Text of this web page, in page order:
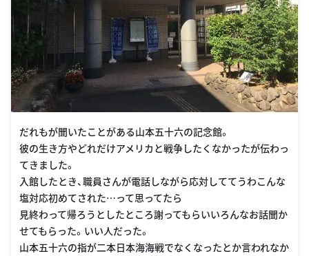
だれもが聞いたことがある山本五十六の記念館。
彼の生き方やどれだけアメリカと戦争したくなかったが伝わっ
てきました。
入館したとき、職員さんが電話しながら応対しててうわこんな
塩対応初めてされた…って思ってたら
見終わって帰ろうとしたところ謝ってもらいいろんなお話聞か
せてもらった。いい人だった。
山本五十六の指が二本日本海海戦でなくなったとか言われなか